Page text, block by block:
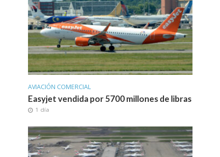
AVIACIÓN COMERCIAL
Easyjet vendida por 5700 millones de libras
1 día